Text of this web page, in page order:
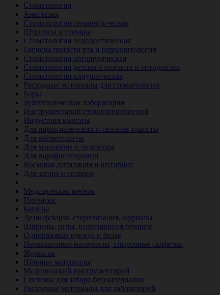
Стоматология
Анестезия
Стоматология терапевтическая
Штрипсы и полиры
Стоматология эндодонтическая
Гигиена полости рта и пародонтология
Стоматология ортопедическая
Стоматология детского возраста и ортодонтия
Стоматология хирургическая
Расходные материалы для стоматологии
Боры
Зуботехническая лаборатория
Инструментарий стоматологический
Индустрия красоты
Для парикмахерских и салонов красоты
Для косметологов
Для маникюра и педикюра
Для парафинотерапии
Восковая депиляция и шугаринг
Для загара и солярия
Медицинская мебель
Перчатки
Бахилы
Дезинфекция, стерилизация, журналы
Шприцы, иглы, инфузионная терапия
Одноразовые одежда и белье
Перевязочные материалы, спиртовые салфетки
Журналы
Шовные материалы
Медицинский инструментарий
Системы для забора биоматериалов
Расходные материалы для лабораторий